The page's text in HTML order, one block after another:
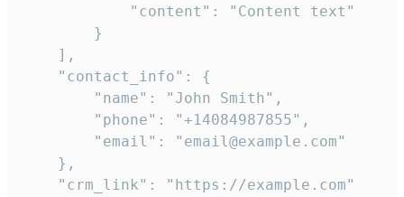
            "content": "Content text"
        }
    ],
    "contact_info": {
        "name": "John Smith",
        "phone": "+14084987855",
        "email": "email@example.com"
    },
    "crm_link": "https://example.com"